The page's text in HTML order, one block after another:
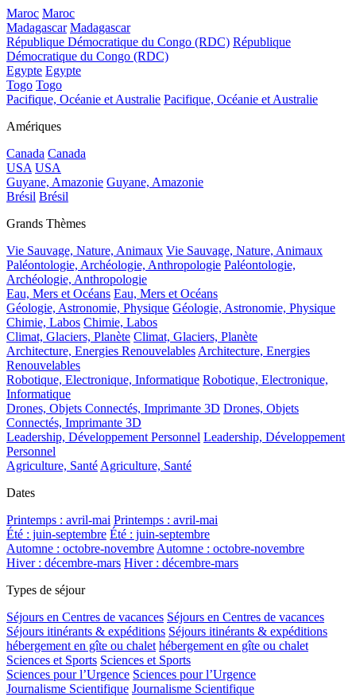
Maroc Maroc
Madagascar Madagascar
République Démocratique du Congo (RDC) République
Démocratique du Congo (RDC)
Egypte Egypte
Togo Togo
Pacifique, Océanie et Australie Pacifique, Océanie et Australie
Amériques
Canada Canada
USA USA
Guyane, Amazonie Guyane, Amazonie
Brésil Brésil
Grands Thèmes
Vie Sauvage, Nature, Animaux Vie Sauvage, Nature, Animaux
Paléontologie, Archéologie, Anthropologie Paléontologie,
Archéologie, Anthropologie
Eau, Mers et Océans Eau, Mers et Océans
Géologie, Astronomie, Physique Géologie, Astronomie, Physique
Chimie, Labos Chimie, Labos
Climat, Glaciers, Planète Climat, Glaciers, Planète
Architecture, Energies RenouvelablesArchitecture, Energies
Renouvelables
Robotique, Electronique, Informatique Robotique, Electronique,
Informatique
Drones, Objets Connectés, Imprimante 3D Drones, Objets
Connectés, Imprimante 3D
Leadership, Développement Personnel Leadership, Développement
Personnel
Agriculture, SantéAgriculture, Santé
Dates
Printemps : avril-mai Printemps : avril-mai
Été : juin-septembre Été : juin-septembre
Automne : octobre-novembreAutomne : octobre-novembre
Hiver : décembre-mars Hiver : décembre-mars
Types de séjour
Séjours en Centres de vacances Séjours en Centres de vacances
Séjours itinérants & expéditions Séjours itinérants & expéditions
hébergement en gîte ou chalet hébergement en gîte ou chalet
Sciences et Sports Sciences et Sports
Sciences pour l’Urgence Sciences pour l’Urgence
Journalisme Scientifique Journalisme Scientifique